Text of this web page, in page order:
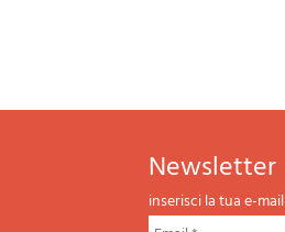
newsletter
inserisci la tua e-mail